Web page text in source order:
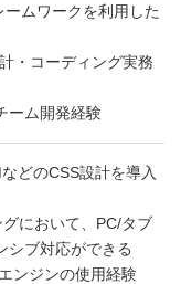
ームワークを利用した
・コーディング実務
ーム開発経験
どのCSS設計を導入
において、PC/タブ
シブ対応ができる
ンジンの使用経験